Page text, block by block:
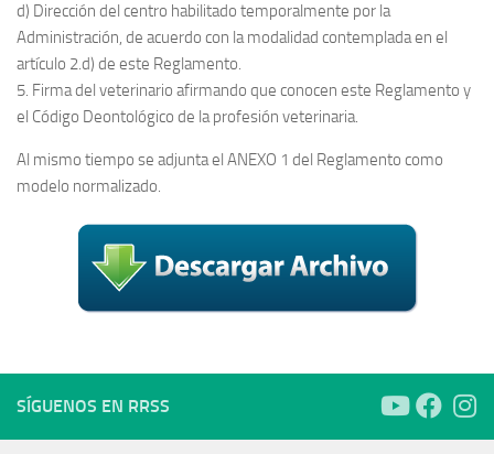
d) Dirección del centro habilitado temporalmente por la
Administración, de acuerdo con la modalidad contemplada en el
artículo 2.d) de este Reglamento.
5. Firma del veterinario afirmando que conocen este Reglamento y
el Código Deontológico de la profesión veterinaria.
Al mismo tiempo se adjunta el ANEXO 1 del Reglamento como
modelo normalizado.
SÍGUENOS EN RRSS